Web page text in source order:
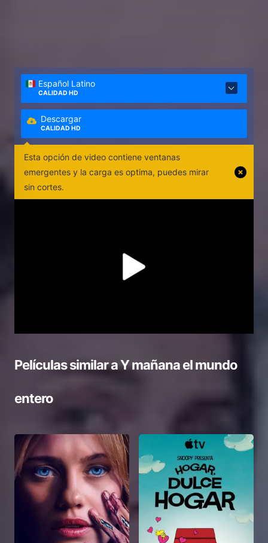
Español Latino
CALIDAD HD
Descargar
CALIDAD HD
Esta opción de video contiene ventanas
emergentes y la carga es optima, puedes mirar
sin cortes.
Películas similar aY mañana el mundo
entero